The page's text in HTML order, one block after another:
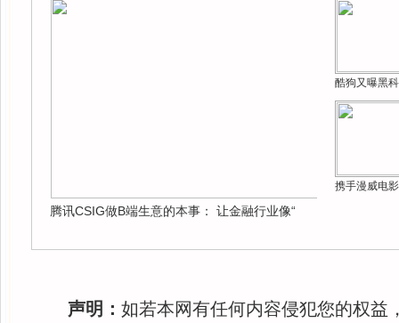
腾讯CSIG做B端生意的本事： 让金融行业像“
酷狗又曝黑
携手漫威电
声明： 如若本网有任何内容侵犯您的权益